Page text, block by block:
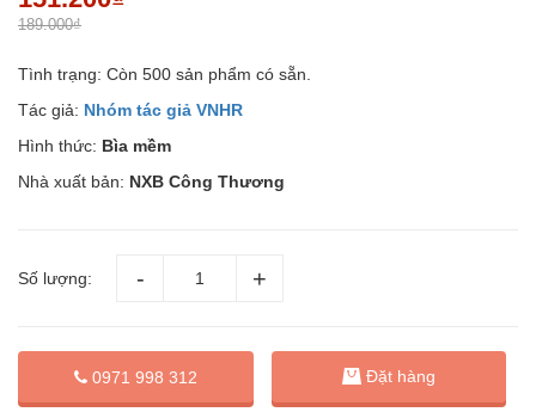
189.000₫
Tình trạng: Còn 500 sản phẩm có sẵn.
Tác giả: Nhóm tác giả VNHR
Hình thức: Bìa mềm
Nhà xuất bản: NXB Công Thương
Số lượng:
0971 998 312 Đặt hàng